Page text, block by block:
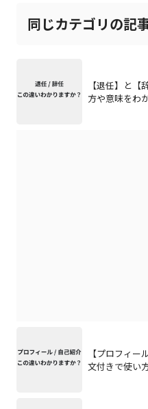
同じカテゴリの記
【退任】と
方や意味をわ
【プロフィ
文付きで使い